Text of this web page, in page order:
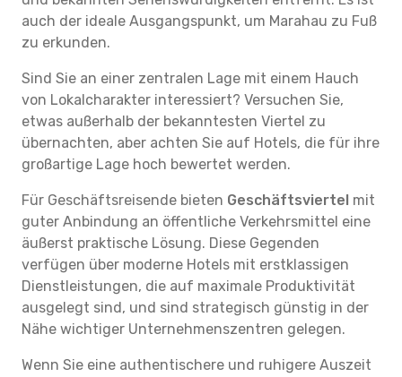
auch der ideale Ausgangspunkt, um Marahau zu Fuß
zu erkunden.
Sind Sie an einer zentralen Lage mit einem Hauch
von Lokalcharakter interessiert? Versuchen Sie,
etwas außerhalb der bekanntesten Viertel zu
übernachten, aber achten Sie auf Hotels, die für ihre
großartige Lage hoch bewertet werden.
Für Geschäftsreisende bieten Geschäftsviertel mit
guter Anbindung an öffentliche Verkehrsmittel eine
äußerst praktische Lösung. Diese Gegenden
verfügen über moderne Hotels mit erstklassigen
Dienstleistungen, die auf maximale Produktivität
ausgelegt sind, und sind strategisch günstig in der
Nähe wichtiger Unternehmenszentren gelegen.
Wenn Sie eine authentischere und ruhigere Auszeit